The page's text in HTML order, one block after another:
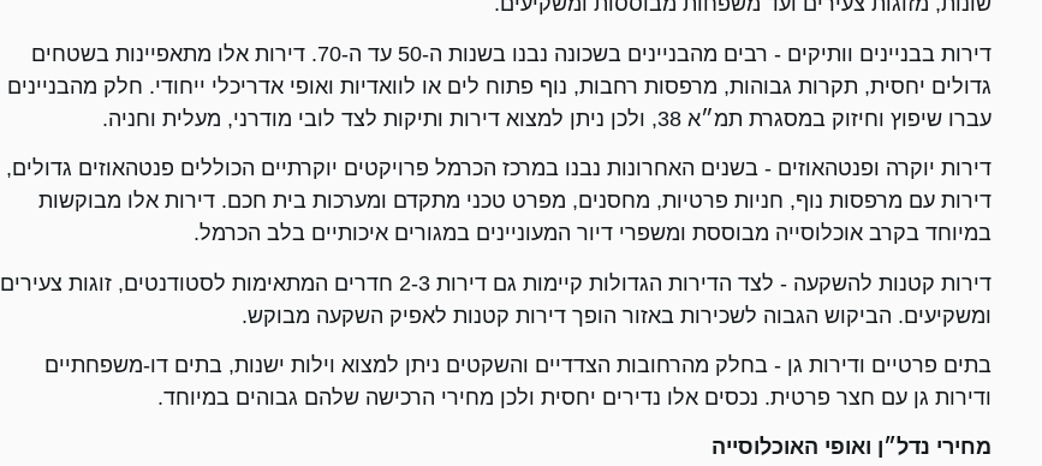
דירות בבניינים וותיקים - רבים מהבניינים בשכונה נבנו בשנות ה-50 עד ה-70. דירות אלו מתאפיינות בשטחים
גדולים יחסית, תקרות גבוהות, מרפסות רחבות, נוף פתוח לים או לוואדיות ואופי אדריכלי ייחודי. חלק מהבניינים
עברו שיפוץ וחיזוק במסגרת תמ״א 38, ולכן ניתן למצוא דירות ותיקות לצד לובי מודרני, מעלית וחניה.
דירות יוקרה ופנטהאוזים - בשנים האחרונות נבנו במרכז הכרמל פרויקטים יוקרתיים הכוללים פנטהאוזים גדולים,
דירות עם מרפסות נוף, חניות פרטיות, מחסנים, מפרט טכני מתקדם ומערכות בית חכם. דירות אלו מבוקשות
במיוחד בקרב אוכלוסייה מבוססת ומשפרי דיור המעוניינים במגורים איכותיים בלב הכרמל.
דירות קטנות להשקעה - לצד הדירות הגדולות קיימות גם דירות 2-3 חדרים המתאימות לסטודנטים, זוגות צעירים
ומשקיעים. הביקוש הגבוה לשכירות באזור הופך דירות קטנות לאפיק השקעה מבוקש.
בתים פרטיים ודירות גן - בחלק מהרחובות הצדדיים והשקטים ניתן למצוא וילות ישנות, בתים דו-משפחתיים
ודירות גן עם חצר פרטית. נכסים אלו נדירים יחסית ולכן מחירי הרכישה שלהם גבוהים במיוחד.
מחירי נדל״ן ואופי האוכלוסייה